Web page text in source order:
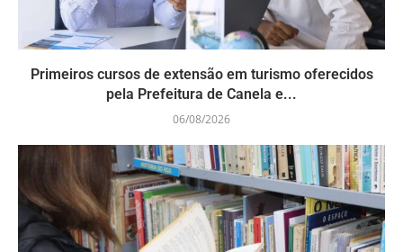
Primeiros cursos de extensão em turismo oferecidos
pela Prefeitura de Canela e...
06/08/2026